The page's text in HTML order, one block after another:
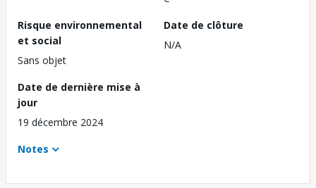
Risque environnemental
et social
Sans objet
Date de clôture
N/A
Date de dernière mise à
jour
19 décembre 2024
Notes